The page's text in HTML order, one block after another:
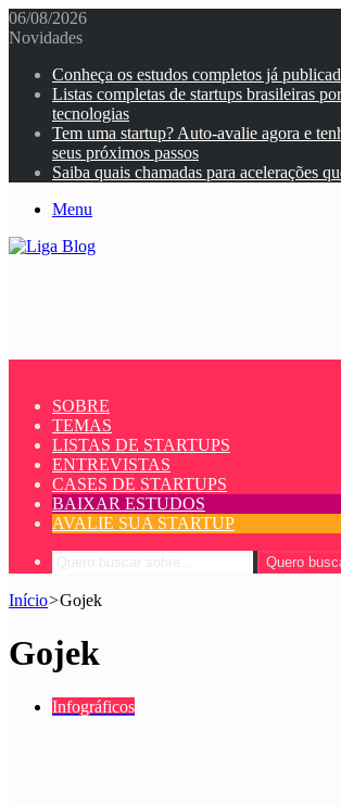
06/08/2026
Novidades
Conheça os estudos completos já
Listas completas de startups brasileiras
tecnologias
Tem uma startup? Auto-avalie agora e
seus próximos passos
Saiba quais chamadas para acelerações
Menu
SOBRE
TEMAS
LISTAS DE STARTUPS
ENTREVISTAS
CASES DE STARTUPS
BAIXAR ESTUDOS
AVALIE SUA STARTUP
Quero
Início>Gojek
Gojek
Infográficos